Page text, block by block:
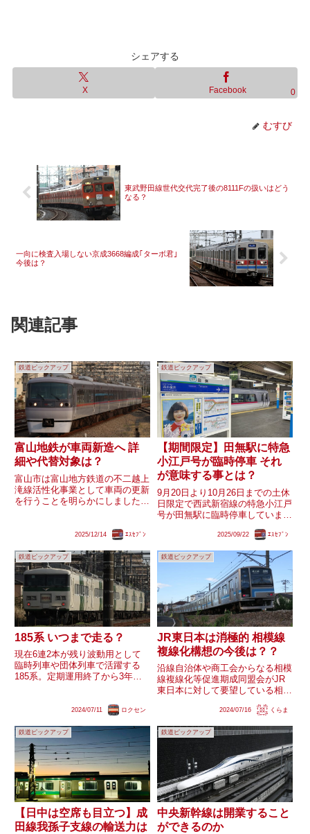
シェアする
X Facebook 0
むすび
東武野田線世代交代完了後の8111Fの扱いはどう
なる？
一向に検査入場しない京成3668編成｢ターボ君｣
今後は？
関連記事
鉄道ピックアップ
富山地鉄が車両新造へ 詳
細や代替対象は？
富山市は富山地方鉄道の不二越上
滝線活性化事業として車両の更新
を行うことを明らかにしました。
両は新造車となります。新型車両
上・GX化を目的とし、高頻度運
行...
2025/12/14 ｴｽｾﾌﾞﾝ
鉄道ピックアップ
【期間限定】田無駅に特急
小江戸号が臨時停車 それ
が意味する事とは？
9月20日より10月26日までの土休
日限定で西武新宿線の特急小江戸
号が田無駅に臨時停車していま
ー型車両｣への置き換えが計画さ
けた実証実験という見方もされて
います。果たして小江戸号が...
2025/09/22 ｴｽｾﾌﾞﾝ
鉄道ピックアップ
185系 いつまで走る？
現在6連2本が残り波動用として
臨時列車や団体列車で活躍する
185系。定期運用終了から3年以
果たして今後はいつまで走るので
2024/07/11 ロクセン
鉄道ピックアップ
JR東日本は消極的 相模線
複線化構想の今後は？？
沿線自治体や商工会からなる相模
線複線化等促進期成同盟会がJR
東日本に対して要望している相模
念されたリニア中央新幹線の駅
（仮称：神奈川県駅）を橋本駅付
近に設置する計画や東海道新幹線
新駅を倉見駅付近に誘致する動
2024/07/16 くらま
鉄道ピックアップ
【日中は空席も目立つ】成
田線我孫子支線の輸送力は
鉄道ピックアップ
中央新幹線は開業すること
ができるのか